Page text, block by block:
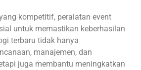
kompetitif, peralatan event
untuk memastikan keberhasilan
terbaru tidak hanya
manajemen, dan
juga membantu meningkatkan